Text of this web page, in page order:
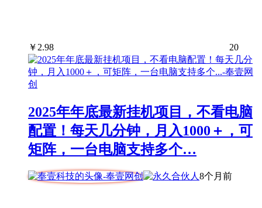
￥ 2.98 20
2025年年底最新挂机项目，不看电脑
配置！每天几分钟，月入1000＋，可
矩阵，一台电脑支持多个…
8个月前